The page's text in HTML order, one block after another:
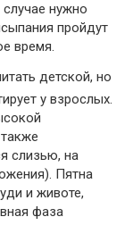
нужно
пройдут
время.
детской, но
у взрослых.
слизью, на
Пятна
и животе,
фаза